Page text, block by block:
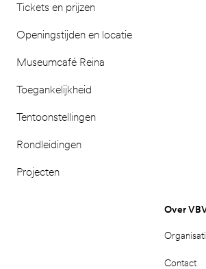
Tickets en prijzen
Openingstijden en locatie
Museumcafé Reina
Toegankelijkheid
Tentoonstellingen
Rondleidingen
Projecten
Over
Contact